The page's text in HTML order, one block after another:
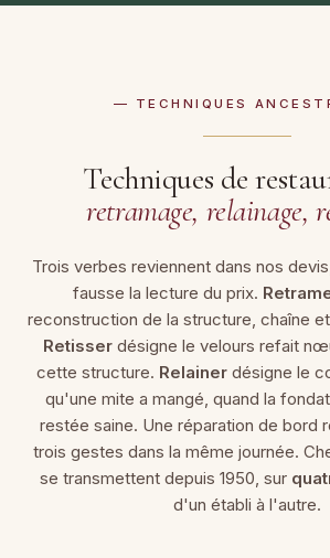
— TECHNIQUES
Techniques de
retramage, relainage,
Trois verbes reviennent dans nos
fausse la lecture du prix.
reconstruction de la structure, chaîne
Retisserdésigne le velours refait
cette structure. Relainerdésigne le
qu'une mite a mangé, quand la
restée saine. Une réparation de bord
trois gestes dans la même journée.
se transmettent depuis 1950, sur
d'un établi à l'autre.